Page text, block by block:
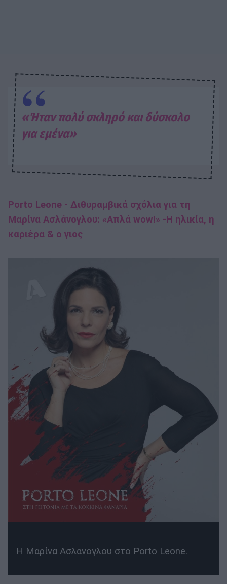
«Ήταν πολύ σκληρό και δύσκολο
για εμένα»
Porto Leone - Διθυραμβικά σχόλια για τη
Μαρίνα Ασλάνογλου: «Απλά wow!» -Η ηλικία, η
καριέρα & ο γιος
Η Μαρίνα Ασλανογλου στο Porto Leone.